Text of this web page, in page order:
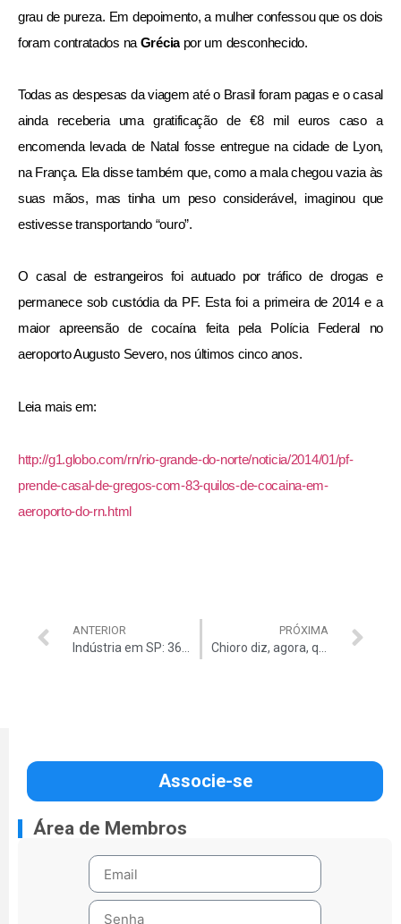
grau de pureza. Em depoimento, a mulher confessou que os dois
foram contratados na Grécia por um desconhecido.
Todas as despesas da viagem até o Brasil foram pagas e o casal
ainda receberia uma gratificação de €8 mil euros caso a
encomenda levada de Natal fosse entregue na cidade de Lyon,
na França. Ela disse também que, como a mala chegou vazia às
suas mãos, mas tinha um peso considerável, imaginou que
estivesse transportando “ouro”.
O casal de estrangeiros foi autuado por tráfico de drogas e
permanece sob custódia da PF. Esta foi a primeira de 2014 e a
maior apreensão de cocaína feita pela Polícia Federal no
aeroporto Augusto Severo, nos últimos cinco anos.
Leia mais em:
http://g1.globo.com/rn/rio-grande-do-norte/noticia/2014/01/pf-
prende-casal-de-gregos-com-83-quilos-de-cocaina-em-
aeroporto-do-rn.html
ANTERIOR PRÓXIMA
Associe-se
Área de Membros